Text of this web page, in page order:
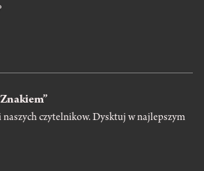
naszych czytelnikow. Dysktuj w najlepszym